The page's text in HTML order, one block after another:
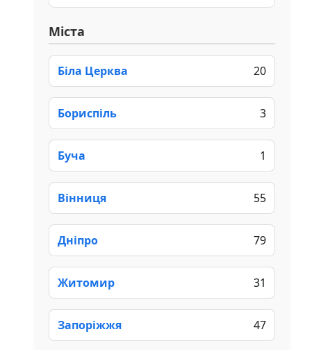
Міста
Біла Церква 20
Бориспіль 3
Буча 1
Вінниця 55
Дніпро 79
Житомир 31
Запоріжжя 47